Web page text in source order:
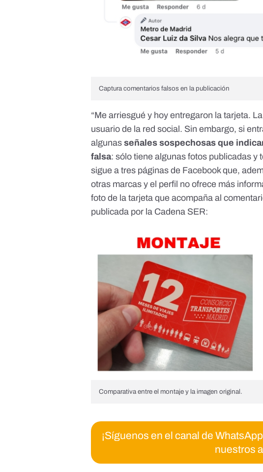
Captura comentarios falsos en la publicación
“Me arriesgué y hoy entregaron la tarjeta.
usuario de la red social. Sin embargo, si
algunasseñales sospechosas que
falsa: sólo tiene algunas fotos publicadas y
sigue a tres páginas de Facebook que,
otras marcas y el perfil no ofrece más
foto de la tarjeta que acompaña al
publicada por la Cadena SER:
Comparativa entre el montaje y la imagen original.
¡Síguenos en el canal de
nuestros